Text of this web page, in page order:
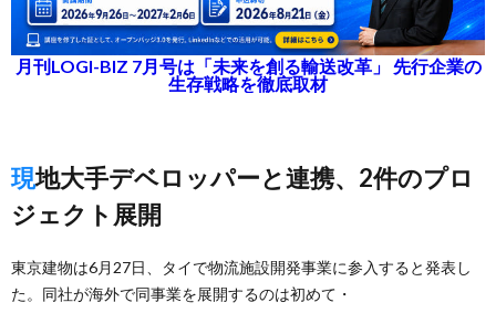
月刊LOGI-BIZ 7月号は「未来を創る輸送改革」 先行企業の
生存戦略を徹底取材
現地大手デベロッパーと連携、2件のプロ
ジェクト展開
東京建物は6月27日、タイで物流施設開発事業に参入すると発表し
た。同社が海外で同事業を展開するのは初めて・